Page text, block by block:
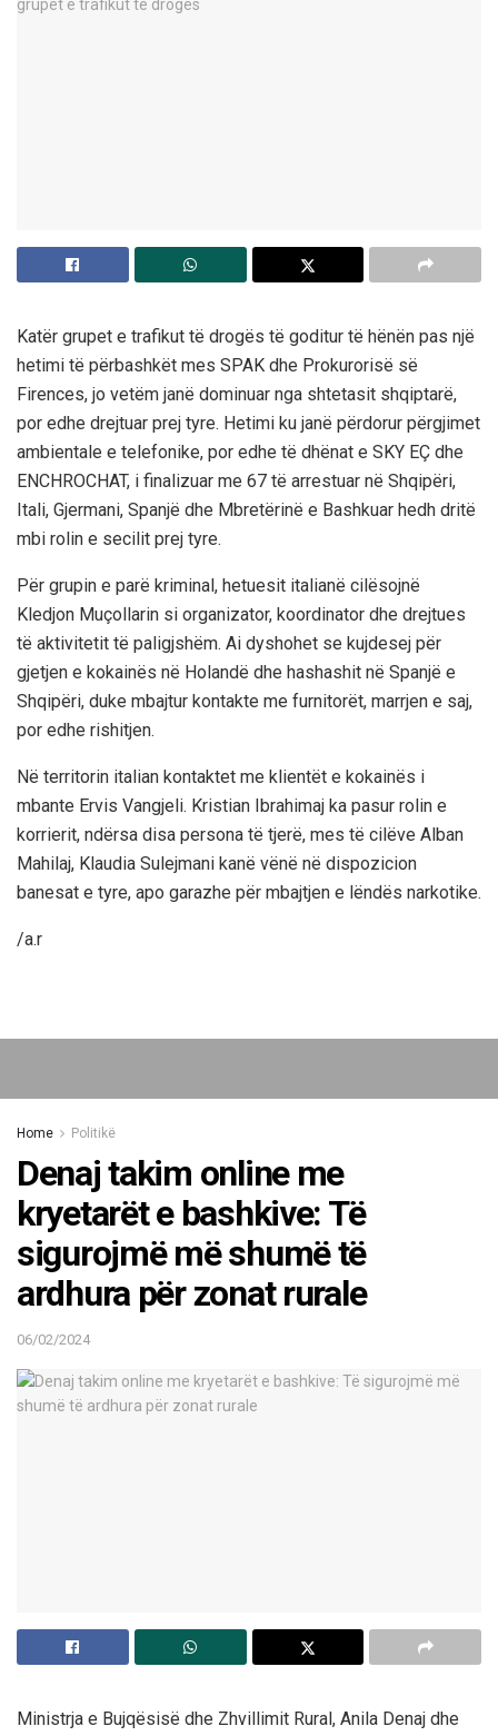
Katër grupet e trafikut të drogës të goditur të hënën pas një
hetimi të përbashkët mes SPAK dhe Prokurorisë së
Firences, jo vetëm janë dominuar nga shtetasit shqiptarë,
por edhe drejtuar prej tyre. Hetimi ku janë përdorur përgjimet
ambientale e telefonike, por edhe të dhënat e SKY EÇ dhe
ENCHROCHAT, i finalizuar me 67 të arrestuar në Shqipëri,
Itali, Gjermani, Spanjë dhe Mbretërinë e Bashkuar hedh dritë
mbi rolin e secilit prej tyre.
Për grupin e parë kriminal, hetuesit italianë cilësojnë
Kledjon Muçollarin si organizator, koordinator dhe drejtues
të aktivitetit të paligjshëm. Ai dyshohet se kujdesej për
gjetjen e kokainës në Holandë dhe hashashit në Spanjë e
Shqipëri, duke mbajtur kontakte me furnitorët, marrjen e saj,
por edhe rishitjen.
Në territorin italian kontaktet me klientët e kokainës i
mbante Ervis Vangjeli. Kristian Ibrahimaj ka pasur rolin e
korrierit, ndërsa disa persona të tjerë, mes të cilëve Alban
Mahilaj, Klaudia Sulejmani kanë vënë në dispozicion
banesat e tyre, apo garazhe për mbajtjen e lëndës narkotike.
/a.r
Home Politikë
Denaj takim online me
kryetarët e bashkive: Të
sigurojmë më shumë të
ardhura për zonat rurale
06/02/2024
Ministrja e Bujqësisë dhe Zhvillimit Rural, Anila Denaj dhe